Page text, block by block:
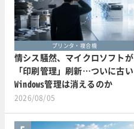
プリンタ・複合機
情シス騒然、マイクロソフトが
「印刷管理」刷新…ついに古い
Windows管理は消えるのか
2026/08/05